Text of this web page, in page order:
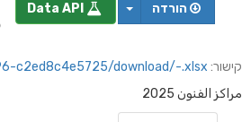
הורדה
קישור: c2ed8c4e5725/download/-.xlsx
مراكز الفنون 2025